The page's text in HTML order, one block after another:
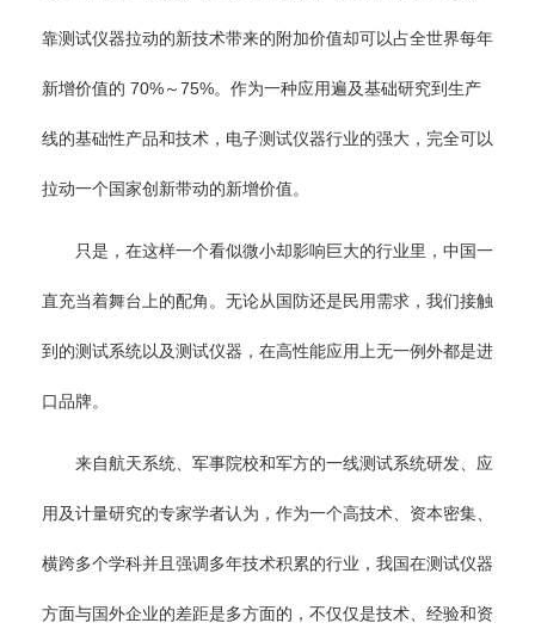
靠测试仪器拉动的新技术带来的附加价值却可以占全世界每年
新增价值的 70%～75%。作为一种应用遍及基础研究到生产
线的基础性产品和技术，电子测试仪器行业的强大，完全可以
拉动一个国家创新带动的新增价值。
只是，在这样一个看似微小却影响巨大的行业里，中国一
直充当着舞台上的配角。无论从国防还是民用需求，我们接触
到的测试系统以及测试仪器，在高性能应用上无一例外都是进
口品牌。
来自航天系统、军事院校和军方的一线测试系统研发、应
用及计量研究的专家学者认为，作为一个高技术、资本密集、
横跨多个学科并且强调多年技术积累的行业，我国在测试仪器
方面与国外企业的差距是多方面的，不仅仅是技术、经验和资